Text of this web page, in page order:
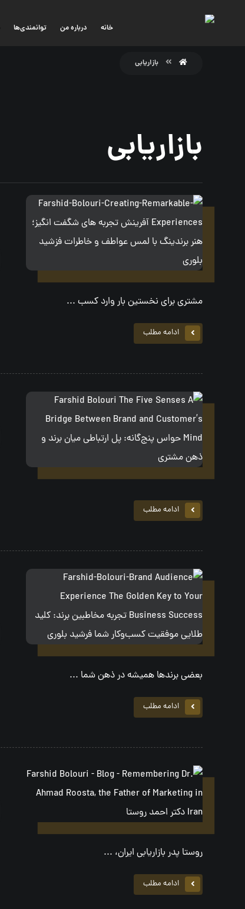
خانه درباره من توانمندی‌ها
بازاریابی
بازاریابی
مشتری برای نخستین بار وارد کسب‌ ...
ادامه مطلب
ادامه مطلب
بعضی برندها همیشه در ذهن شما ...
ادامه مطلب
روستا پدر بازاریابی ایران، ...
ادامه مطلب